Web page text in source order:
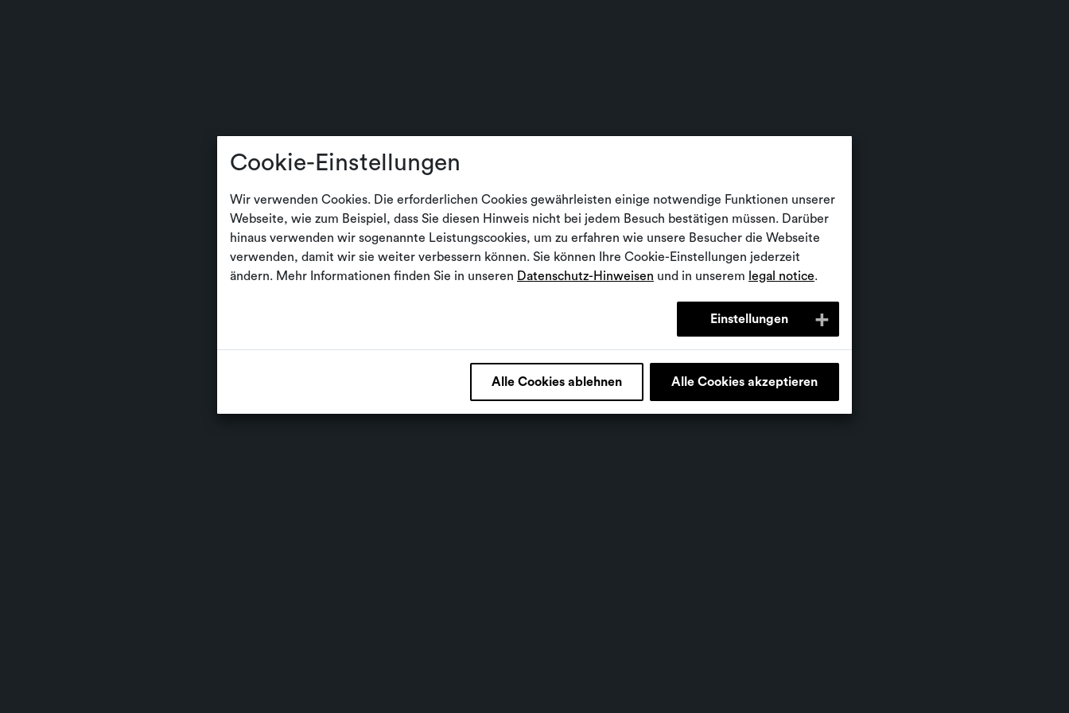
Cookie-Einstellungen
Wir verwenden Cookies. Die erforderlichen Cookies gewährleisten einige notwendige Funktionen unserer
Webseite, wie zum Beispiel, dass Sie diesen Hinweis nicht bei jedem Besuch bestätigen müssen. Darüber
hinaus verwenden wir sogenannte Leistungscookies, um zu erfahren wie unsere Besucher die Webseite
verwenden, damit wir sie weiter verbessern können. Sie können Ihre Cookie-Einstellungen jederzeit
ändern. Mehr Informationen finden Sie in unseren Datenschutz-Hinweisen und in unserem legal notice.
Einstellungen
Alle Cookies ablehnen Alle Cookies akzeptieren